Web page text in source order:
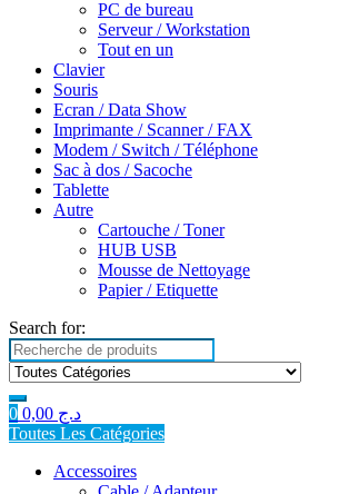
PC de bureau
Serveur / Workstation
Tout en un
Clavier
Souris
Ecran / Data Show
Imprimante / Scanner / FAX
Modem / Switch / Téléphone
Sac à dos / Sacoche
Tablette
Autre
Cartouche / Toner
HUB USB
Mousse de Nettoyage
Papier / Etiquette
Search for:
0 د.ج
Toutes Les Catégories
Accessoires